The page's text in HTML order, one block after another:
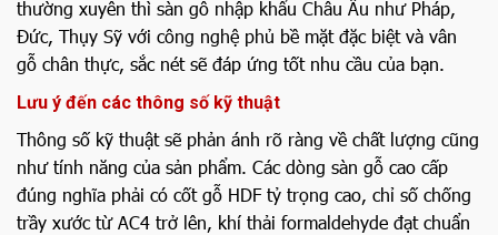
thường xuyên thì sàn gỗ nhập khẩu Châu Âu như Pháp,
Đức, Thụy Sỹ với công nghệ phủ bề mặt đặc biệt và vân
gỗ chân thực, sắc nét sẽ đáp ứng tốt nhu cầu của bạn.
Lưu ý đến các thông số kỹ thuật
Thông số kỹ thuật sẽ phản ánh rõ ràng về chất lượng cũng
như tính năng của sản phẩm. Các dòng sàn gỗ cao cấp
đúng nghĩa phải có cốt gỗ HDF tỷ trọng cao, chỉ số chống
trầy xước từ AC4 trở lên, khí thải formaldehyde đạt chuẩn